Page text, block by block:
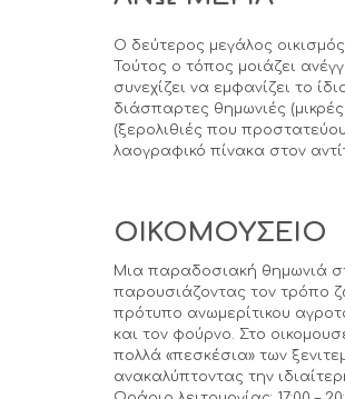
Ο δεύτερος μεγάλος
Τούτος ο τόπος μοιάζει
συνεχίζει να εμφανίζει το
διάσπαρτες θημωνιές
(ξερολιθιές που
λαογραφικό πίνακα στον
ΟΙΚΟΜΟΥΣΕΙΟ
Μια παραδοσιακή θημωνιά
παρουσιάζοντας τον τρόπο
πρότυπο ανωμερίτικου
και τον φούρνο. Στο
πολλά «πεσκέσια» των
ανακαλύπτοντας την